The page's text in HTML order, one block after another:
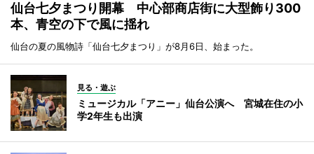
仙台七夕まつり開幕 中心部商店街に大型飾り300
本、青空の下で風に揺れ
仙台の夏の風物詩「仙台七夕まつり」が8月6日、始まった。
見る・遊ぶ
ミュージカル「アニー」仙台公演へ 宮城在住の小
学2年生も出演